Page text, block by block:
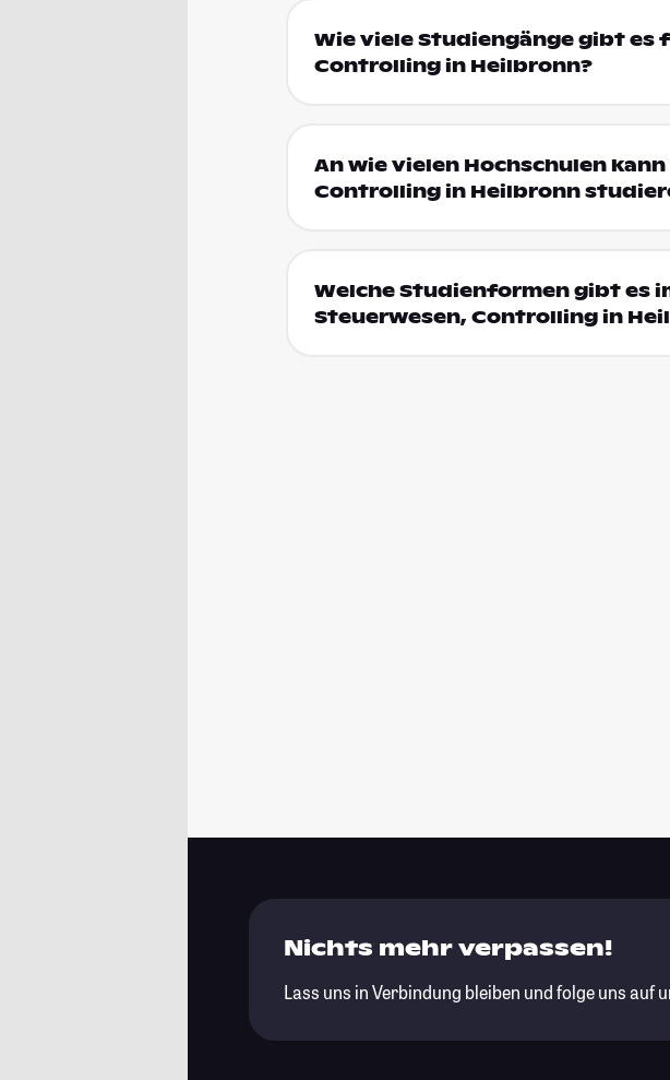
Wie viele Studiengänge gibt es
Controlling in Heilbronn?
An wie vielen Hochschulen
Controlling in Heilbronn
Welche Studienformen gibt es
Steuerwesen, Controlling in
Nichts mehr verpassen!
Lass uns in Verbindung bleiben und folge uns auf